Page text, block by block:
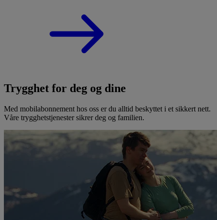
Trygghet for deg og dine
Med mobilabonnement hos oss er du alltid beskyttet i et sikkert nett.
Våre trygghetstjenester sikrer deg og familien.